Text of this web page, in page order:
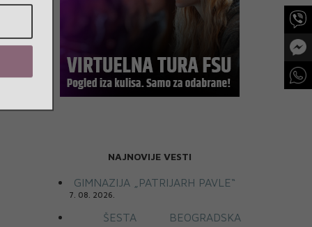
NAJNOVIJE VESTI
GIMNAZIJA „PATRIJARH PAVLE“
7. 08. 2026.
ŠESTA BEOGRADSKA